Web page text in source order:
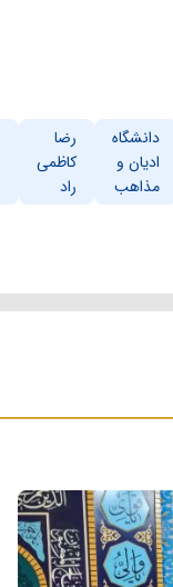
دانشگاه
ادیان و
مذاهب
رضا
کاظمی
راد